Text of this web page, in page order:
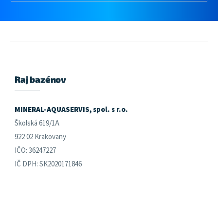
Raj bazénov
MINERAL-AQUASERVIS, spol. s r.o.
Školská 619/1A
922 02 Krakovany
IČO: 36247227
IČ DPH: SK2020171846